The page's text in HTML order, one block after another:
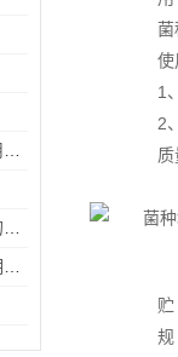
菌种
使
1、
2、
质
贮 存
规